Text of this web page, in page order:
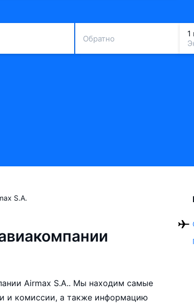
Обратно
1
S.A.
Airmax S.A.. Мы находим самые
и комиссии, а также информацию